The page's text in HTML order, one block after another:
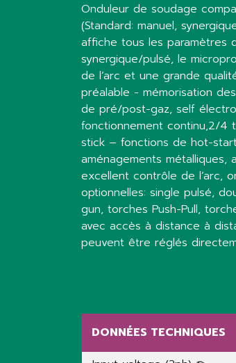
Onduleur de soudage
(Standard: manuel,
affiche tous les paramètres
synergique/pulsé, le
de l’arc et une grande
préalable - mémorisation
de pré/post-gaz, self
fonctionnement continu,2/4
stick – fonctions de hot-
aménagements
excellent contrôle de l’arc,
optionnelles: single pulsé,
gun, torches Push-Pull,
avec accès à distance à
peuvent être réglés
DONNÉES TECHNIQUES